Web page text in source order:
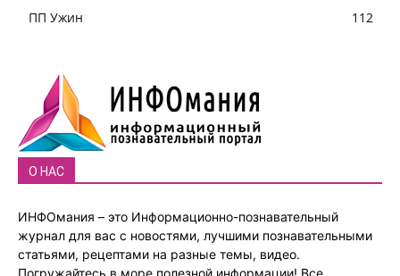
ПП Ужин
112
О НАС
ИНФОмания – это Информационно-познавательный
журнал для вас с новостями, лучшими познавательными
статьями, рецептами на разные темы, видео.
Погружайтесь в море полезной информации! Все